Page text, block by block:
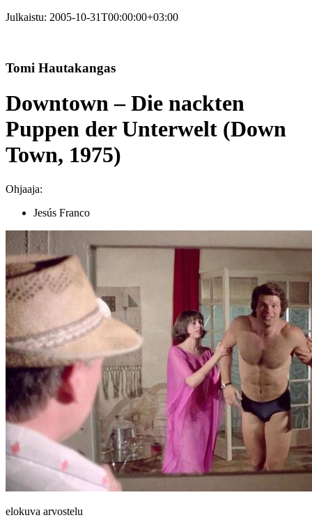
Julkaistu: 2005-10-31T00:00:00+03:00
Tomi Hautakangas
Downtown – Die nackten
Puppen der Unterwelt (Down
Town, 1975)
Ohjaaja:
Jesús Franco
elokuva arvostelu